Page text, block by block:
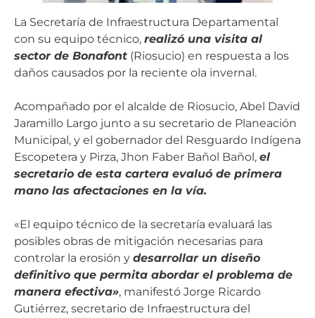
La Secretaría de Infraestructura Departamental
con su equipo técnico, realizó una visita al
sector de Bonafont (Riosucio) en respuesta a los
daños causados por la reciente ola invernal.
Acompañado por el alcalde de Riosucio, Abel David
Jaramillo Largo junto a su secretario de Planeación
Municipal, y el gobernador del Resguardo Indígena
Escopetera y Pirza, Jhon Faber Bañol Bañol, el
secretario de esta cartera evaluó de primera
mano las afectaciones en la vía.
«El equipo técnico de la secretaría evaluará las
posibles obras de mitigación necesarias para
controlar la erosión y desarrollar un diseño
definitivo que permita abordar el problema de
manera efectiva», manifestó Jorge Ricardo
Gutiérrez, secretario de Infraestructura del